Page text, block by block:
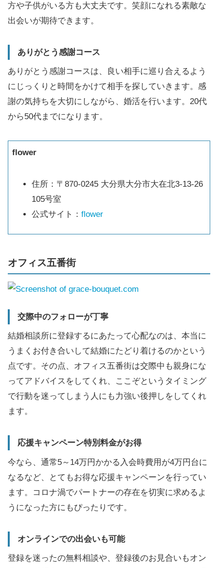
方や子供がいる方も大丈夫です。笑顔になれる素敵な
出会いが期待できます。
ありがとう感謝コース
ありがとう感謝コースは、良い相手に巡り合えるよう
にじっくりと時間をかけて相手を探していきます。感
謝の気持ちを大切にしながら、婚活を行います。20代
から50代までになります。
flower
住所：〒870-0245 大分県大分市大在北3-13-26
105号室
公式サイト： flower
オフィス五番街
交際中のフォローが丁寧
結婚相談所に登録するにあたって心配なのは、本当に
うまくお付き合いして結婚にたどり着けるのかという
点です。その点、オフィス五番街は交際中も親身にな
ってアドバイスをしてくれ、ここぞというタイミング
で行動を迷ってしまう人にも力強い後押しをしてくれ
ます。
応援キャンペーン特別料金がお得
今なら、通常5～14万円かかる入会時費用が4万円台に
なるなど、とてもお得な応援キャンペーンを行ってい
ます。コロナ渦でパートナーの存在を切実に求めるよ
うになった方にもぴったりです。
オンラインでの出会いも可能
登録を迷ったの無料相談や、登録後のお見合いもオン